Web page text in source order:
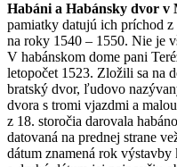
Habáni a Habánsky dvor v
pamiatky datujú ich príchod
na roky 1540 – 1550. Nie je
V habánskom dome pani
letopočet 1523. Zložili sa na
bratský dvor, ľudovo
dvora s tromi vjazdmi a
z 18. storočia darovala
datovaná na prednej strane
dátum znamená rok